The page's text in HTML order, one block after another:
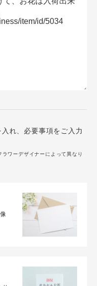
れ、必要事項をご入力
ワーデザイナーによって異なり